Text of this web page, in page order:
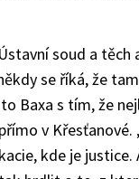
soud a
se říká, že
Baxa s tím, že
v
kde je